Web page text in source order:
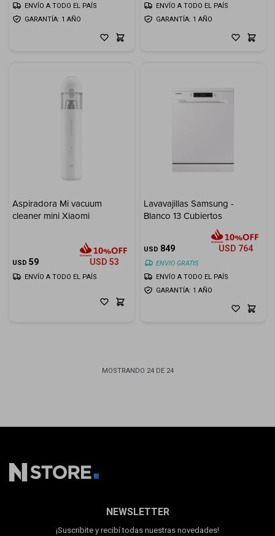
GARANTÍA: 1 AÑO
ENVÍO A TODO EL PAÍS
GARANTÍA: 1 AÑO
ENVÍO A TODO EL PAÍS
Aspiradora Mi vacuum
cleaner mini Xiaomi
USD 59 USD 53
ENVÍO A TODO EL PAÍS
Lavavajillas Samsung -
Blanco 13 Cubiertos
USD 849 USD 764
ENVIO GRATIS
GARANTÍA: 1 AÑO
ENVÍO A TODO EL PAÍS
MOSTRANDO 24DE 24
NEWSLETTER
¡Suscribite y recibí todas nuestras novedades!